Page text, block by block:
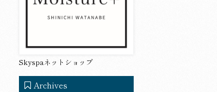
Skyspaネットショップ
Archives